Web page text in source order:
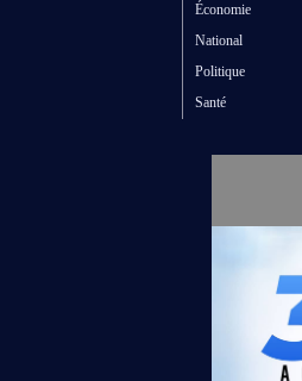
Économie
National
Politique
Santé